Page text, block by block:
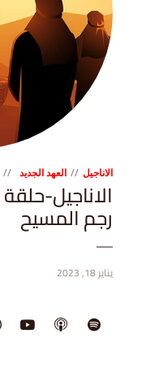
الاناجيل العهد الجديد
رجم المسيح
يناير 18, 2023